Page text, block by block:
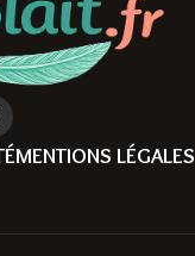
MENTIONS LÉGALES